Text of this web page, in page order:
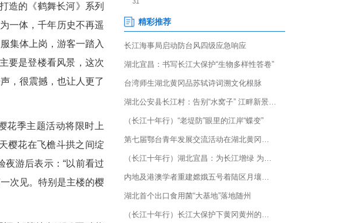
上演
方式打开，匠心打造的《鹤舞长河》系列
术、诗词与楚礼融为一体，千年历史不再遥
园一线员工身着汉服集体上岗，游客一踏入
示：“以前来黄鹤楼主要是登楼看风景，这次
听到那种古老的乐声，很震撼，也让人更了